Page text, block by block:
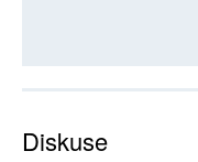
Diskuse